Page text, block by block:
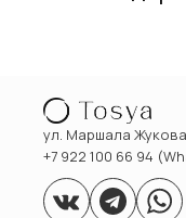
ул. Маршала
+7 922 100 66 94